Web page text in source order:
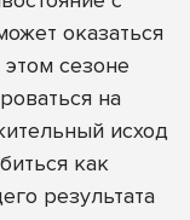
оказаться
сезоне
на
исход
как
результата